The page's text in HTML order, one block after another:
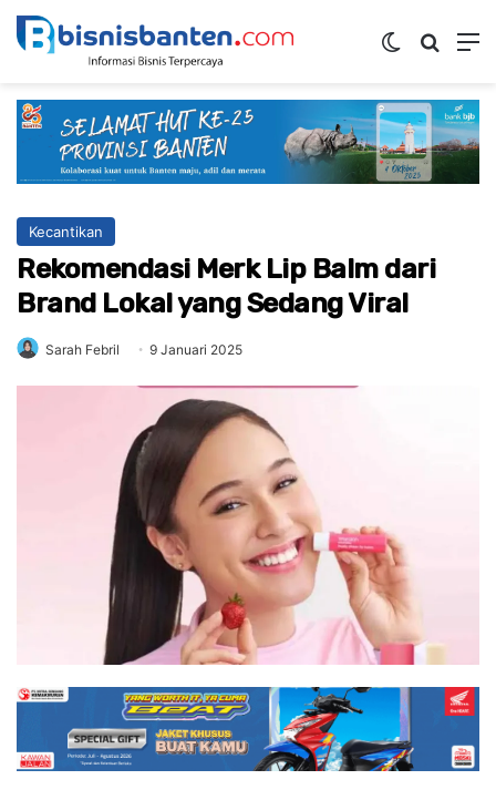
Switch skin
Kecantikan
Rekomendasi Merk Lip Balm dari
Brand Lokal yang Sedang Viral
Sarah Febril 9 Januari 2025